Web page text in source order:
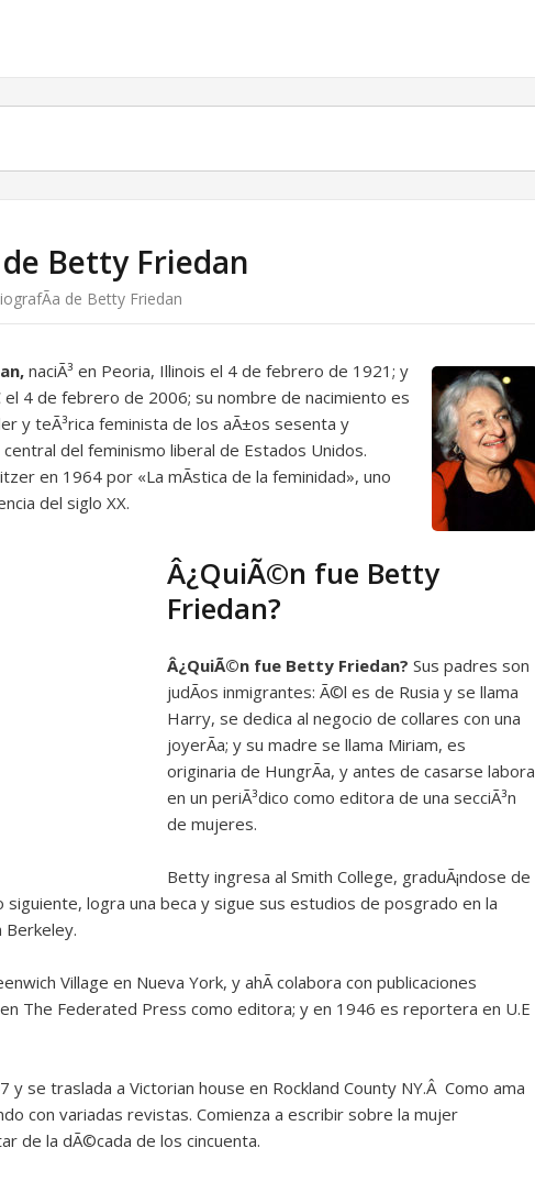
Betty Friedan
de Betty Friedan
naciÃ³ en Peoria, Illinois el 4 de febrero de 1921; y
el 4 de febrero de 2006; su nombre de nacimiento es
y teÃ³rica feminista de los aÃ±os sesenta y
del feminismo liberal de Estados Unidos.
en 1964 por «La mÃ­stica de la feminidad», uno
del siglo XX.
Â¿QuiÃ©n fue Betty
Friedan?
Â¿QuiÃ©n fue Betty Friedan? Sus padres son
judÃ­os inmigrantes: Ã©l es de Rusia y se llama
Harry, se dedica al negocio de collares con una
joyerÃ­a; y su madre se llama Miriam, es
originaria de HungrÃ­a, y antes de casarse labora
en un periÃ³dico como editora de una secciÃ³n
de mujeres.
Betty ingresa al Smith College, graduÃ¡ndose de
siguiente, logra una beca y sigue sus estudios de posgrado en la
Berkeley.
Village en Nueva York, y ahÃ­ colabora con publicaciones
The Federated Press como editora; y en 1946 es reportera en U.E
y se traslada a Victorian house en Rockland County NY.Â Como ama
con variadas revistas. Comienza a escribir sobre la mujer
de la dÃ©cada de los cincuenta.